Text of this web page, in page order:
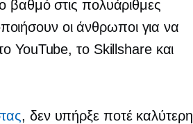
βαθμό στις πολυάριθμες
οι άνθρωποι για να
YouTube, το Skillshare και
, δεν υπήρξε ποτέ καλύτερη